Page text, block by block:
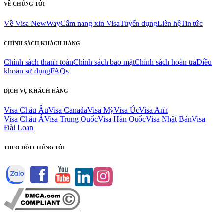
VỀ CHÚNG TÔI
Về Visa NewWayCẩm nang xin VisaTuyển dụngLiên hệTin tức
CHÍNH SÁCH KHÁCH HÀNG
Chính sách thanh toánChính sách bảo mặtChính sách hoàn trảĐiều
khoản sử dụngFAQs
DỊCH VỤ KHÁCH HÀNG
Visa Châu ÂuVisa CanadaVisa MỹVisa ÚcVisa Anh
Visa Châu ÁVisa Trung QuốcVisa Hàn QuốcVisa Nhật BảnVisa
Đài Loan
THEO DÕI CHÚNG TÔI